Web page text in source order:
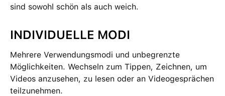
sind sowohl schön als auch weich.
INDIVIDUELLE MODI
Mehrere Verwendungsmodi und unbegrenzte
Möglichkeiten. Wechseln zum Tippen, Zeichnen, um
Videos anzusehen, zu lesen oder an Videogesprächen
teilzunehmen.